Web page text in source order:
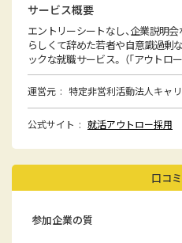
サービス概要
エントリーシートなし、企業説明
らしくて辞めた若者や自意識過剰
ックな就職サービス。 （「アウトロ
運営元 特定非営利活動法人キャ
公式サイト 就活アウトロー採用
口コ
参加企業の質